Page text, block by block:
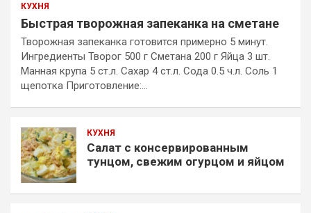
КУХНЯ
Быстрая творожная запеканка на сметане
Творожная запеканка готовится примерно 5 минут.
Ингредиенты Творог 500 г Сметана 200 г Яйца 3 шт.
Манная крупа 5 ст.л. Сахар 4 ст.л. Сода 0.5 ч.л. Соль 1
щепотка Приготовление:…
КУХНЯ
Салат с консервированным
тунцом, свежим огурцом и яйцом